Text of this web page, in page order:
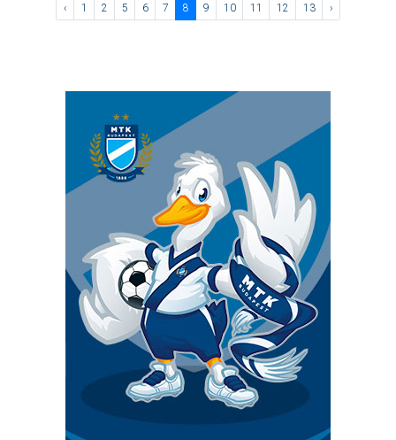
‹ 1 2 5 6 7 8 9 10 11 12 13 ›